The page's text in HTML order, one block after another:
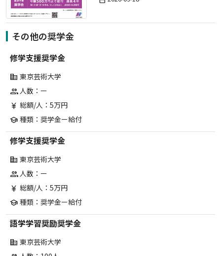
その他の奨学金
修学支援奨学金
corporate_fare 東京芸術大学
group人数：ー
currency_yen 総額/人：5万円
school 種類：奨学金ー給付
修学支援奨学金
corporate_fare 東京芸術大学
group人数：ー
currency_yen 総額/人：5万円
school 種類：奨学金ー給付
語学学習奨励奨学金
corporate_fare 東京芸術大学